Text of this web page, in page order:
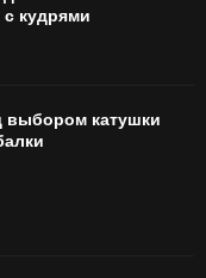
с кудрями
выбором катушки